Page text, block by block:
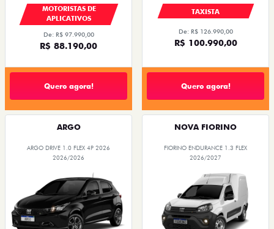
MOTORISTAS DE
APLICATIVOS
De: R$ 97.990,00
R$ 88.190,00
Quero agora!
TAXISTA
De: R$ 126.990,00
R$ 100.990,00
Quero agora!
ARGO
ARGO DRIVE 1.0 FLEX 4P 2026
2026/2026
NOVA FIORINO
FIORINO ENDURANCE 1.3 FLEX
2026/2027